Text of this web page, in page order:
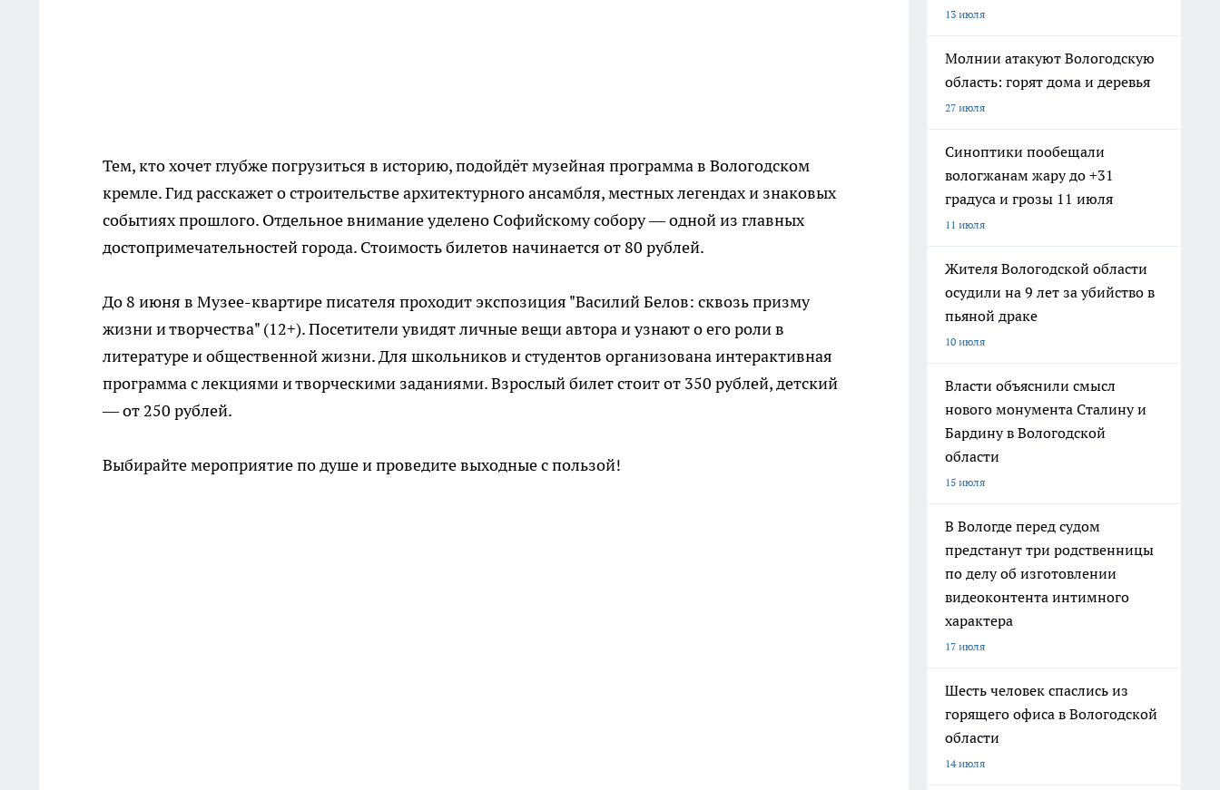
Тем, кто хочет глубже погрузиться в историю, подойдёт музейная программа в Вологодском
кремле. Гид расскажет о строительстве архитектурного ансамбля, местных легендах и знаковых
событиях прошлого. Отдельное внимание уделено Софийскому собору — одной из главных
достопримечательностей города. Стоимость билетов начинается от 80 рублей.
До 8 июня в Музее-квартире писателя проходит экспозиция "Василий Белов: сквозь призму
жизни и творчества" (12+). Посетители увидят личные вещи автора и узнают о его роли в
литературе и общественной жизни. Для школьников и студентов организована интерактивная
программа с лекциями и творческими заданиями. Взрослый билет стоит от 350 рублей, детский
— от 250 рублей.
Выбирайте мероприятие по душе и проведите выходные с пользой!
13 июля
Молнии атакуют Вологодскую
область: горят дома и деревья
27 июля
Синоптики пообещали
вологжанам жару до +31
градуса и грозы 11 июля
11 июля
Жителя Вологодской области
осудили на 9 лет за убийство в
пьяной драке
10 июля
Власти объяснили смысл
нового монумента Сталину и
Бардину в Вологодской
области
15 июля
В Вологде перед судом
предстанут три родственницы
по делу об изготовлении
видеоконтента интимного
характера
17 июля
Шесть человек спаслись из
горящего офиса в Вологодской
области
14 июля